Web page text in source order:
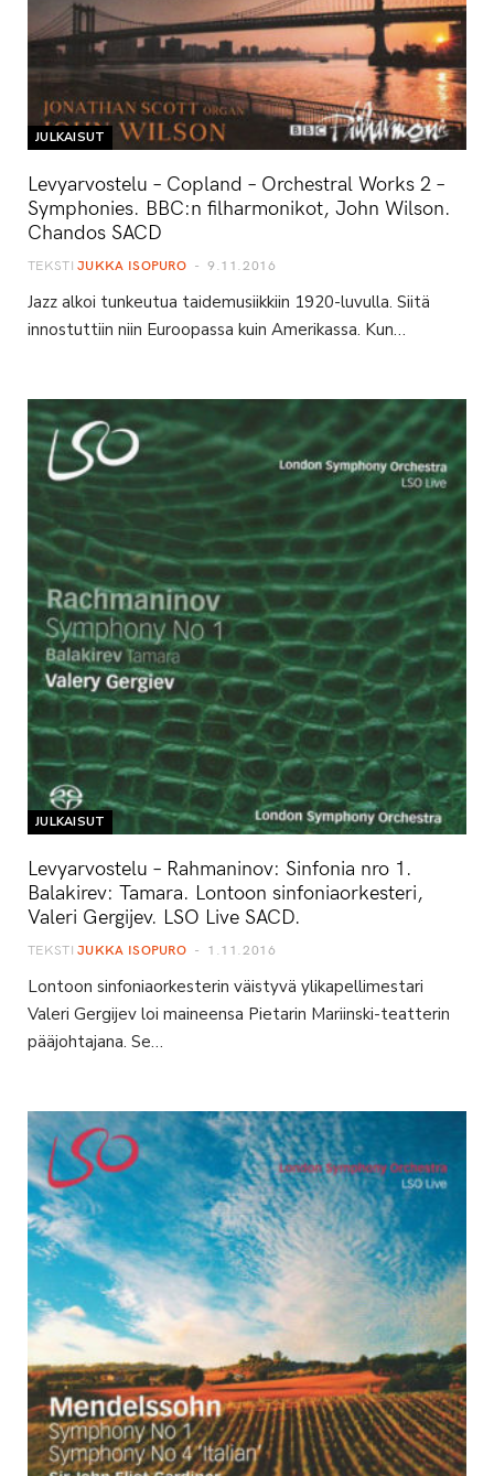
JULKAISUT
Levyarvostelu – Copland – Orchestral Works 2 –
Symphonies. BBC:n filharmonikot, John Wilson.
Chandos SACD
TEKSTI JUKKA ISOPURO 9.11.2016
Jazz alkoi tunkeutua taidemusiikkiin 1920-luvulla. Siitä
innostuttiin niin Euroopassa kuin Amerikassa. Kun…
JULKAISUT
Levyarvostelu – Rahmaninov: Sinfonia nro 1.
Balakirev: Tamara. Lontoon sinfoniaorkesteri,
Valeri Gergijev. LSO Live SACD.
TEKSTI JUKKA ISOPURO 1.11.2016
Lontoon sinfoniaorkesterin väistyvä ylikapellimestari
Valeri Gergijev loi maineensa Pietarin Mariinski-teatterin
pääjohtajana. Se…